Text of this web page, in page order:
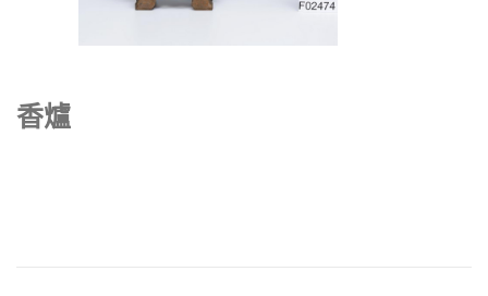
香爐